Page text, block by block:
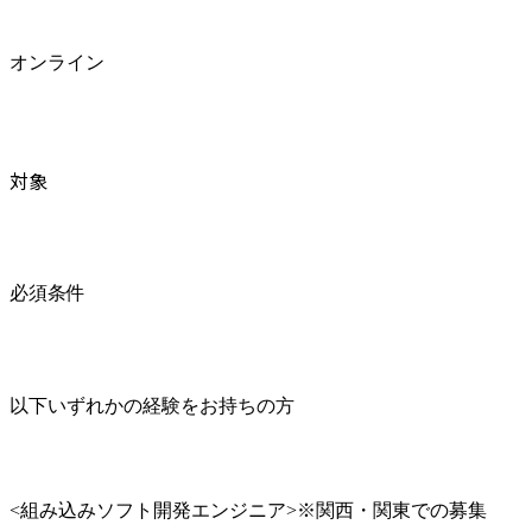
オンライン
対象
必須条件
以下いずれかの経験をお持ちの方
<組み込みソフト開発エンジニア>※関西・関東での募集